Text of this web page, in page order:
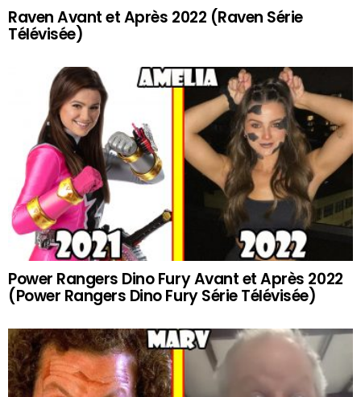
Raven Avant et Après 2022 (Raven Série
Télévisée)
Power Rangers Dino Fury Avant et Après 2022
(Power Rangers Dino Fury Série Télévisée)